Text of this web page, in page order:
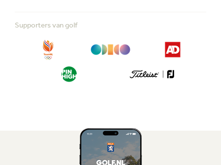
Supporters van golf